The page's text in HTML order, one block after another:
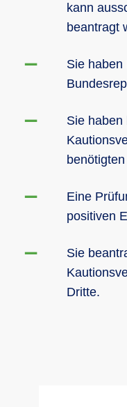
kann
beantragt
Sie haben
Sie haben
Eine
positiven
Sie
Dritte.